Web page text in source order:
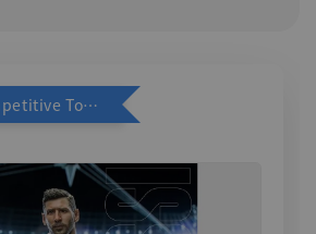
加購優惠【Competitive Toys 梅西 [CM001]】